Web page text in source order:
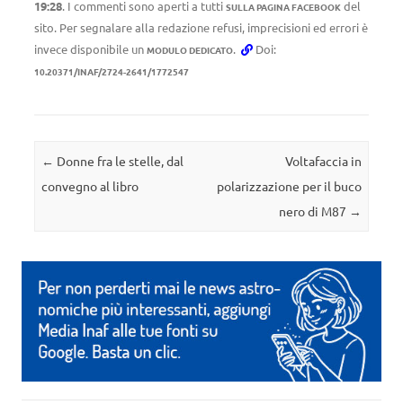
19:28. I commenti sono aperti a tutti SULLA PAGINA FACEBOOK del
sito. Per segnalare alla redazione refusi, imprecisioni ed errori è
invece disponibile un MODULO DEDICATO. Doi:
10.20371/INAF/2724-2641/1772547
Navigazione articolo
← Donne fra le stelle, dal
convegno al libro
Voltafaccia in
polarizzazione per il buco
nero di M87 →